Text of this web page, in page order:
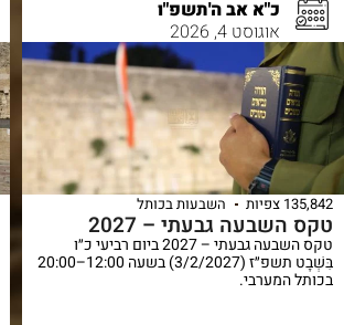
כ"א אב ה'תשפ"ו
אוגוסט 4, 2026
135,842 צפיות השבעות בכותל
טקס השבעה גבעתי – 2027
טקס השבעה גבעתי – 2027 ביום רביעי כ״ו
בִּשְׁבָט תשפ״ז (3/2/2027) בשעה 12:00–20:00
בכותל המערבי.